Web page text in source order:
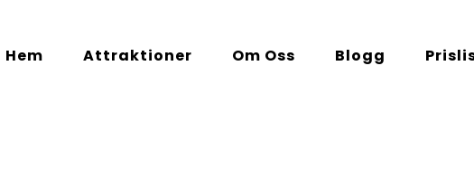
Hem Attraktioner Om Oss Blogg